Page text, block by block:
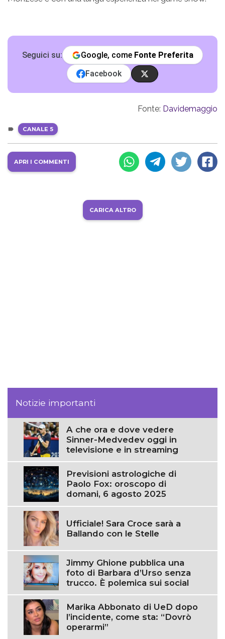
Seguici su: Google, come Fonte Preferita
Facebook
Fonte: Davidemaggio
CANALE 5
APRI I COMMENTI
CARICA ALTRO
Notizie importanti
A che ora e dove vedere
Sinner-Medvedev oggi in
televisione e in streaming
Previsioni astrologiche di
Paolo Fox: oroscopo di
domani, 6 agosto 2025
Ufficiale! Sara Croce sarà a
Ballando con le Stelle
Jimmy Ghione pubblica una
foto di Barbara d’Urso senza
trucco. È polemica sui social
Marika Abbonato di UeD dopo
l’incidente, come sta: “Dovrò
operarmi”